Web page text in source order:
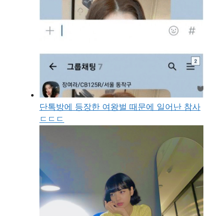
단톡방에 등장한 여왕벌 때문에 일어난 참사
ㄷㄷㄷ